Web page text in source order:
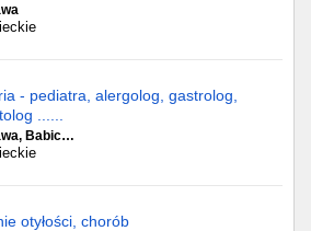
- pediatra, alergolog, gastrolog,
......
Babic…
otyłości, chorób